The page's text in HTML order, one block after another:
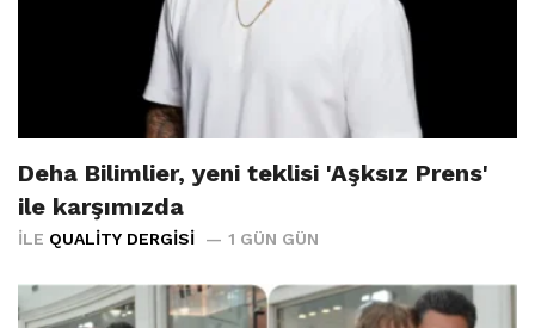
Deha Bilimlier, yeni teklisi 'Aşksız Prens'
ile karşımızda
İLE QUALITY DERGISI 1 GÜN GÜN